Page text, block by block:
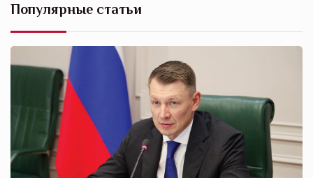
Популярные статьи